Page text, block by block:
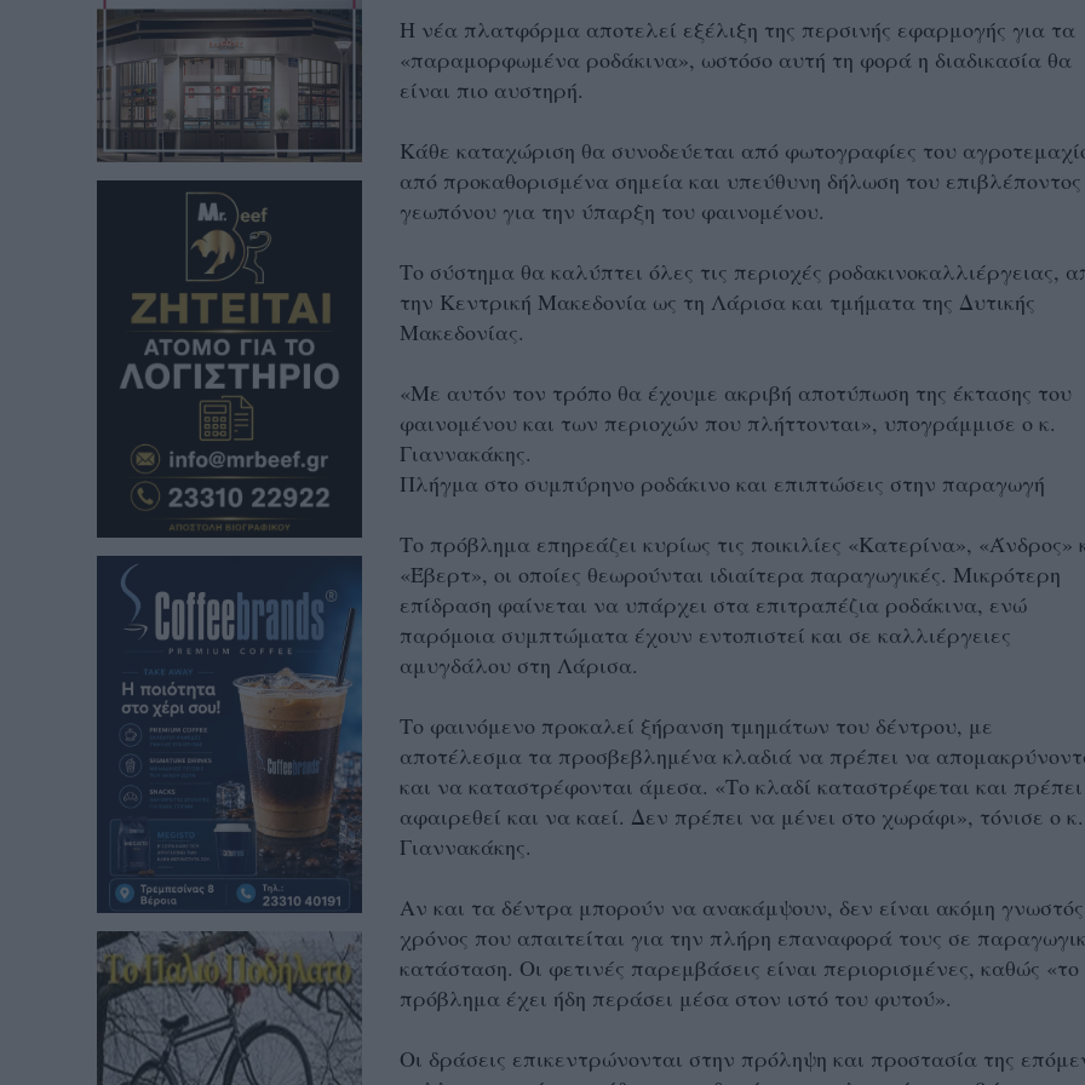
Η νέα πλατφόρμα αποτελεί εξέλιξη της περσινής εφαρμογής για τα
«παραμορφωμένα ροδάκινα», ωστόσο αυτή τη φορά η διαδικασία θα
είναι πιο αυστηρή.
Κάθε καταχώριση θα συνοδεύεται από φωτογραφίες του
από προκαθορισμένα σημεία και υπεύθυνη δήλωση του επιβλέποντος
γεωπόνου για την ύπαρξη του φαινομένου.
Το σύστημα θα καλύπτει όλες τις περιοχές ροδακινοκαλλιέργειας,
την Κεντρική Μακεδονία ως τη Λάρισα και τμήματα της Δυτικής
Μακεδονίας.
«Με αυτόν τον τρόπο θα έχουμε ακριβή αποτύπωση της έκτασης του
φαινομένου και των περιοχών που πλήττονται», υπογράμμισε ο κ.
Γιαννακάκης.
Πλήγμα στο συμπύρηνο ροδάκινο και επιπτώσεις στην παραγωγή
Το πρόβλημα επηρεάζει κυρίως τις ποικιλίες «Κατερίνα», «Άνδρος»
«Έβερτ», οι οποίες θεωρούνται ιδιαίτερα παραγωγικές. Μικρότερη
επίδραση φαίνεται να υπάρχει στα επιτραπέζια ροδάκινα, ενώ
παρόμοια συμπτώματα έχουν εντοπιστεί και σε καλλιέργειες
αμυγδάλου στη Λάρισα.
Το φαινόμενο προκαλεί ξήρανση τμημάτων του δέντρου, με
αποτέλεσμα τα προσβεβλημένα κλαδιά να πρέπει να
και να καταστρέφονται άμεσα. «Το κλαδί καταστρέφεται και
αφαιρεθεί και να καεί. Δεν πρέπει να μένει στο χωράφι», τόνισε ο κ.
Γιαννακάκης.
Αν και τα δέντρα μπορούν να ανακάμψουν, δεν είναι ακόμη
χρόνος που απαιτείται για την πλήρη επαναφορά τους σε
κατάσταση. Οι φετινές παρεμβάσεις είναι περιορισμένες, καθώς «το
πρόβλημα έχει ήδη περάσει μέσα στον ιστό του φυτού».
Οι δράσεις επικεντρώνονται στην πρόληψη και προστασία της